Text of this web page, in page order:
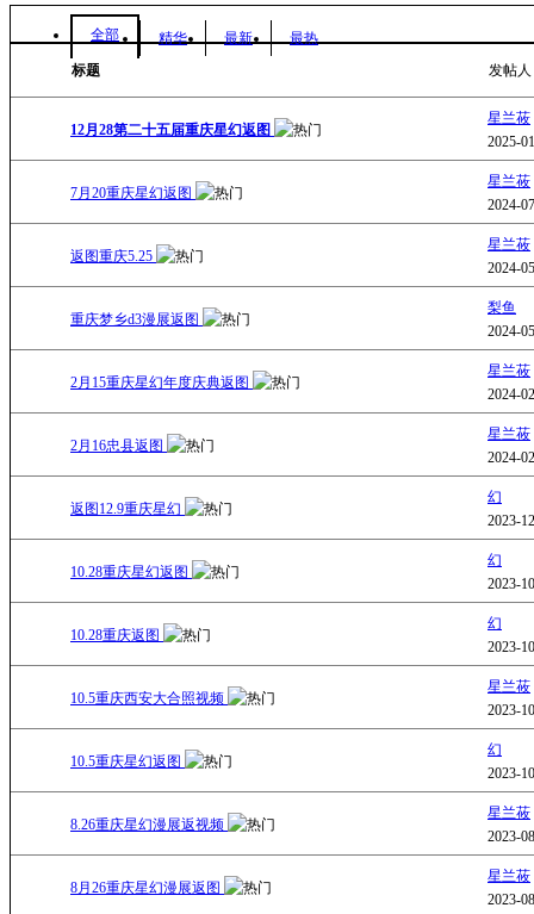
全部 精华 最新
最热
标题
发帖人
12月28第二十五届重庆星幻返图
星兰莜
2025-
7月20重庆星幻返图
星兰莜
2024-
返图重庆5.25
星兰莜
2024-
重庆梦乡d3漫展返图
梨鱼
2024-
2月15重庆星幻年度庆典返图
星兰莜
2024-
2月16忠县返图
星兰莜
2024-
返图12.9重庆星幻
幻
2023-
10.28重庆星幻返图
幻
2023-
10.28重庆返图
幻
2023-
10.5重庆西安大合照视频
星兰莜
2023-
10.5重庆星幻返图
幻
2023-
8.26重庆星幻漫展返视频
星兰莜
2023-
8月26重庆星幻漫展返图
星兰莜
2023-